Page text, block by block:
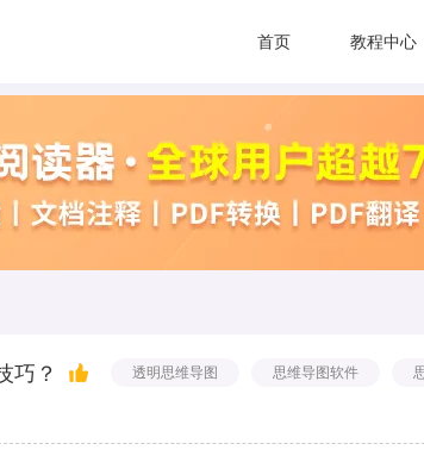
首页 教程中心
巧？ 透明思维导图 思维导图软件